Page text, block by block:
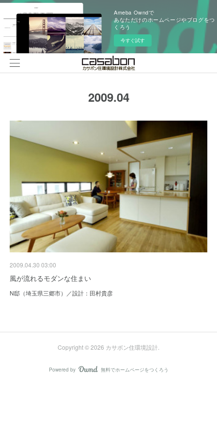
Ameba Owndで
あなただけのホームページやブログをつ
くろう
今すぐ試す
2009.04
2009.04.30 03:00
風が流れるモダンな住まい
N邸（埼玉県三郷市）／設計：田村貴彦
Copyright ©2026 カサボン住環境設計
Powered by AmebaOwnd
無料でホームページをつくろう